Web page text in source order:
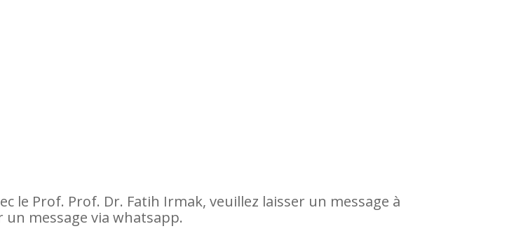
le Prof. Prof. Dr. Fatih Irmak, veuillez laisser un message à
message via whatsapp.